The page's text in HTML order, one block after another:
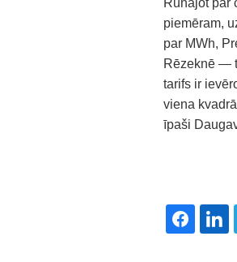
Runājot par
piemēram,
par MWh,
Rēzeknē —
tarifs ir
viena
īpaši